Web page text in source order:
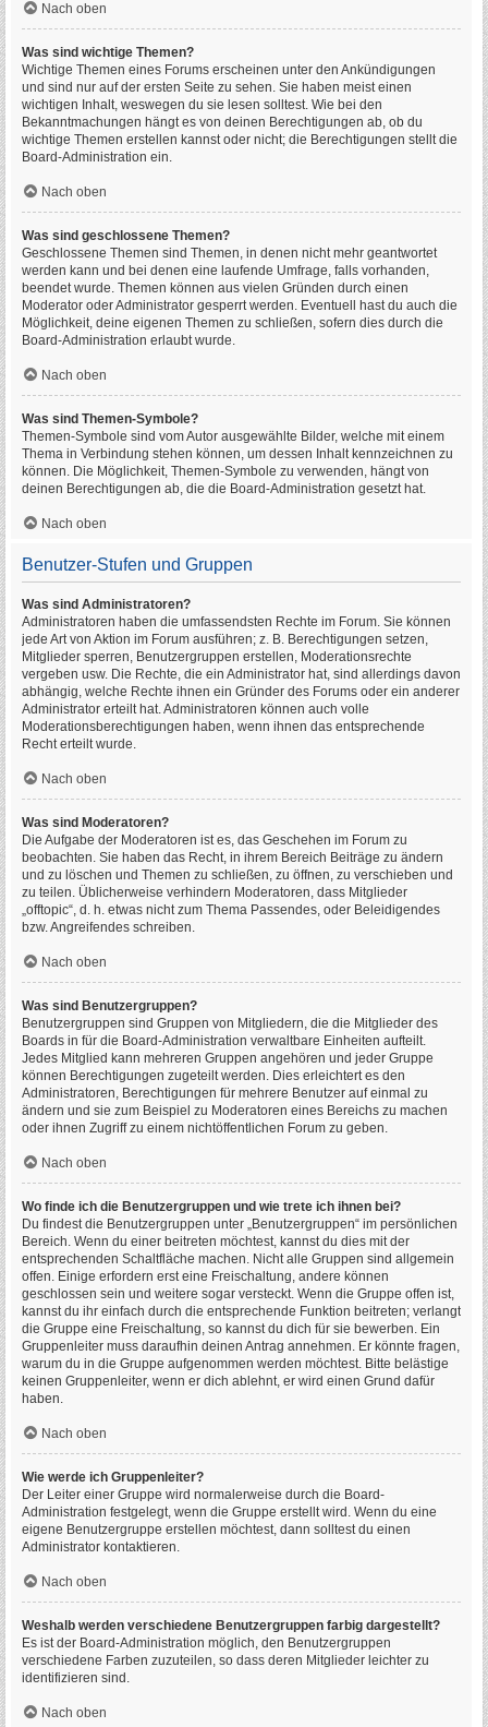
Nach oben
Was sind wichtige Themen?
Wichtige Themen eines Forums erscheinen unter den Ankündigungen
und sind nur auf der ersten Seite zu sehen. Sie haben meist einen
wichtigen Inhalt, weswegen du sie lesen solltest. Wie bei den
Bekanntmachungen hängt es von deinen Berechtigungen ab, ob du
wichtige Themen erstellen kannst oder nicht; die Berechtigungen stellt die
Board-Administration ein.
Nach oben
Was sind geschlossene Themen?
Geschlossene Themen sind Themen, in denen nicht mehr geantwortet
werden kann und bei denen eine laufende Umfrage, falls vorhanden,
beendet wurde. Themen können aus vielen Gründen durch einen
Moderator oder Administrator gesperrt werden. Eventuell hast du auch die
Möglichkeit, deine eigenen Themen zu schließen, sofern dies durch die
Board-Administration erlaubt wurde.
Nach oben
Was sind Themen-Symbole?
Themen-Symbole sind vom Autor ausgewählte Bilder, welche mit einem
Thema in Verbindung stehen können, um dessen Inhalt kennzeichnen zu
können. Die Möglichkeit, Themen-Symbole zu verwenden, hängt von
deinen Berechtigungen ab, die die Board-Administration gesetzt hat.
Nach oben
Benutzer-Stufen und Gruppen
Was sind Administratoren?
Administratoren haben die umfassendsten Rechte im Forum. Sie können
jede Art von Aktion im Forum ausführen; z. B. Berechtigungen setzen,
Mitglieder sperren, Benutzergruppen erstellen, Moderationsrechte
vergeben usw. Die Rechte, die ein Administrator hat, sind allerdings davon
abhängig, welche Rechte ihnen ein Gründer des Forums oder ein anderer
Administrator erteilt hat. Administratoren können auch volle
Moderationsberechtigungen haben, wenn ihnen das entsprechende
Recht erteilt wurde.
Nach oben
Was sind Moderatoren?
Die Aufgabe der Moderatoren ist es, das Geschehen im Forum zu
beobachten. Sie haben das Recht, in ihrem Bereich Beiträge zu ändern
und zu löschen und Themen zu schließen, zu öffnen, zu verschieben und
zu teilen. Üblicherweise verhindern Moderatoren, dass Mitglieder
„offtopic“, d. h. etwas nicht zum Thema Passendes, oder Beleidigendes
bzw. Angreifendes schreiben.
Nach oben
Was sind Benutzergruppen?
Benutzergruppen sind Gruppen von Mitgliedern, die die Mitglieder des
Boards in für die Board-Administration verwaltbare Einheiten aufteilt.
Jedes Mitglied kann mehreren Gruppen angehören und jeder Gruppe
können Berechtigungen zugeteilt werden. Dies erleichtert es den
Administratoren, Berechtigungen für mehrere Benutzer auf einmal zu
ändern und sie zum Beispiel zu Moderatoren eines Bereichs zu machen
oder ihnen Zugriff zu einem nichtöffentlichen Forum zu geben.
Nach oben
Wo finde ich die Benutzergruppen und wie trete ich ihnen bei?
Du findest die Benutzergruppen unter „Benutzergruppen“ im persönlichen
Bereich. Wenn du einer beitreten möchtest, kannst du dies mit der
entsprechenden Schaltfläche machen. Nicht alle Gruppen sind allgemein
offen. Einige erfordern erst eine Freischaltung, andere können
geschlossen sein und weitere sogar versteckt. Wenn die Gruppe offen ist,
kannst du ihr einfach durch die entsprechende Funktion beitreten; verlangt
die Gruppe eine Freischaltung, so kannst du dich für sie bewerben. Ein
Gruppenleiter muss daraufhin deinen Antrag annehmen. Er könnte fragen,
warum du in die Gruppe aufgenommen werden möchtest. Bitte belästige
keinen Gruppenleiter, wenn er dich ablehnt, er wird einen Grund dafür
haben.
Nach oben
Wie werde ich Gruppenleiter?
Der Leiter einer Gruppe wird normalerweise durch die Board-
Administration festgelegt, wenn die Gruppe erstellt wird. Wenn du eine
eigene Benutzergruppe erstellen möchtest, dann solltest du einen
Administrator kontaktieren.
Nach oben
Weshalb werden verschiedene Benutzergruppen farbig dargestellt?
Es ist der Board-Administration möglich, den Benutzergruppen
verschiedene Farben zuzuteilen, so dass deren Mitglieder leichter zu
identifizieren sind.
Nach oben